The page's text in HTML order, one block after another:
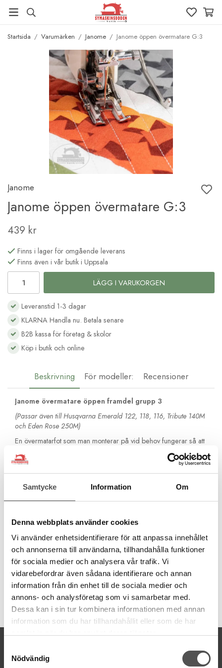
Samtycke Information Om
Denna webbplats använder cookies
Vi använder enhetsidentifierare för att anpassa innehållet
och annonserna till användarna, tillhandahålla funktioner
för sociala medier och analysera vår trafik. Vi
vidarebefordrar även sådana identifierare och annan
information från din enhet till de sociala medier och
annons- och analysföretag som vi samarbetar med.
Dessa kan i sin tur kombinera informationen med annan
information som du har tillhandahållit eller som de har
Nödvändig
Startsida / Varumärken / Janome / Janome öppen övermatare G:3
Janome
Janome öppen övermatare G:3
439 kr
Finns i lager för omgående leverans
Finns även i vår butik i Uppsala
LÄGG I VARUKORGEN
Leveranstid 1-3 dagar
KLARNA Handla nu. Betala senare
B2B kassa för företag & skolor
Köp i butik och online
Beskrivning För modeller: Recensioner
Janome övermatare öppen framdel grupp 3
(Passar även till Husqvarna Emerald 122, 118, 116, Tribute 140M
och Eden Rose 250M)
En övermatarfot som man monterar på vid behov fungerar så att
när nålen lyftes så lyftes även övermatarens pressarfot över tyget
så där finns ingen kontakt, så när matningen sker då är
pressarfoten över tyget. Således kan inte pressarfoten orsaka
som är det fina med en påmonterbar övermatare.
För maskingrupp 3
Kontrollera din maskingrupp>>
Artikelnummer:
200339410
kontakt@symaskinsboden.se